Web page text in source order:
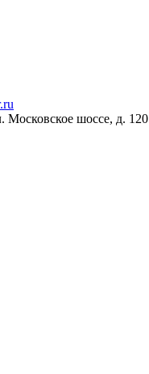
Московское шоссе, д. 120